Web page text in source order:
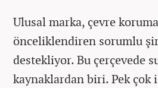
Ulusal marka, çevre
önceliklendiren sorumlu
destekliyor. Bu çerçevede
kaynaklardan biri. Pek çok